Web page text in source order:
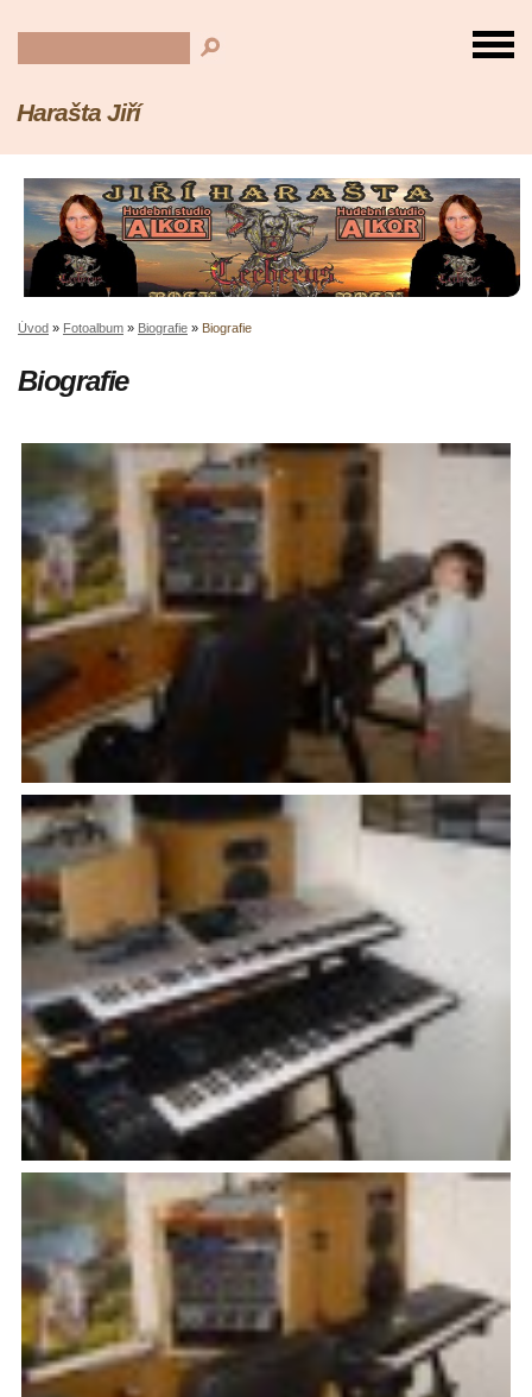
Harašta Jiří
Úvod » Fotoalbum » Biografie » Biografie
Biografie